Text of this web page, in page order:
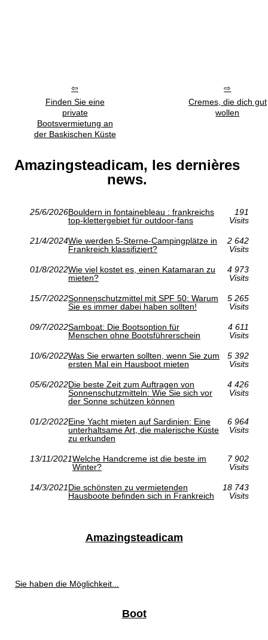
Finden Sie eine
private
Bootsvermietung an
der Baskischen Küste
Cremes, die dich gut
wollen
Amazingsteadicam, les dernières
news.
25/6/2026Bouldern in fontainebleau : frankreichs
top-klettergebiet für outdoor-fans
191
Visits
21/4/2024Wie werden 5-Sterne-Campingplätze in
Frankreich klassifiziert?
2 642
Visits
01/8/2022Wie viel kostet es, einen Katamaran zu
mieten?
4 973
Visits
15/7/2022Sonnenschutzmittel mit SPF 50: Warum
Sie es immer dabei haben sollten!
5 265
Visits
09/7/2022Samboat: Die Bootsoption für
Menschen ohne Bootsführerschein
4 611
Visits
10/6/2022Was Sie erwarten sollten, wenn Sie zum
ersten Mal ein Hausboot mieten
5 392
Visits
05/6/2022Die beste Zeit zum Auftragen von
Sonnenschutzmitteln: Wie Sie sich vor
der Sonne schützen können
4 426
Visits
01/2/2022Eine Yacht mieten auf Sardinien: Eine
unterhaltsame Art, die malerische Küste
zu erkunden
6 964
Visits
13/11/2021Welche Handcreme ist die beste im
Winter?
7 902
Visits
14/3/2021Die schönsten zu vermietenden
Hausboote befinden sich in Frankreich
18 743
Visits
Amazingsteadicam
Sie haben die Möglichkeit...
Boot